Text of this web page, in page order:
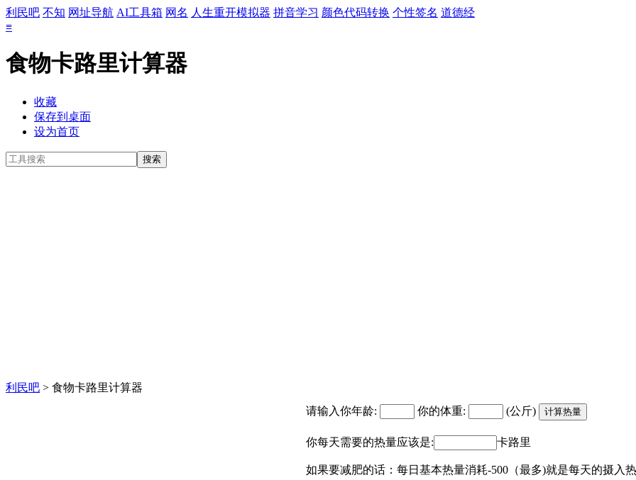
利民吧 不知 网址导航 AI工具箱 网名 人生重开模拟器 拼音学习 颜色代码转换 个性签名 道德经
≡
食物卡路里计算器
收藏
保存到桌面
设为首页
利民吧 > 食物卡路里计算器
请输入你年龄:
你的体重: (公斤)
你每天需要的热量应该是: 卡路里
如果要减肥的话：每日基本热量消耗-500（最多)就是每天的摄入